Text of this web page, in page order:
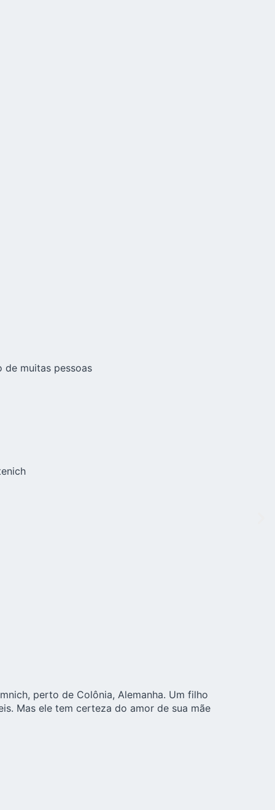
de muitas pessoas
perto de Colônia, Alemanha. Um filho
Mas ele tem certeza do amor de sua mãe